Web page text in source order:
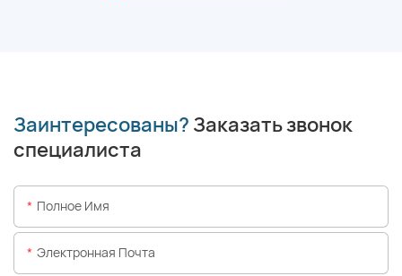
Заинтересованы? Заказать звонок
специалиста
Полное Имя
Электронная Почта